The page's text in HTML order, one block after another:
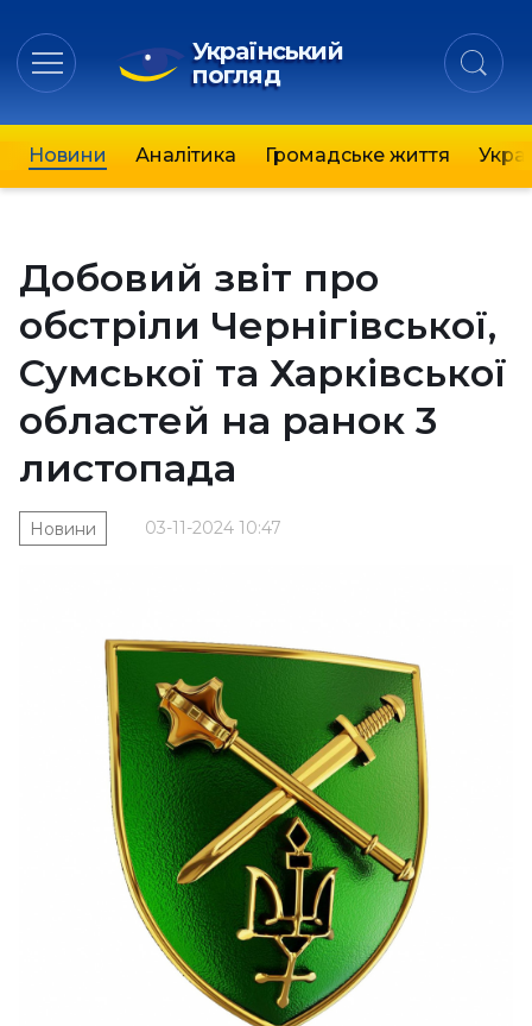
Український
погляд
Новини Аналітика Громадське життя
Добовий звіт про
обстріли Чернігівської,
Сумської та Харківської
областей на ранок 3
листопада
03-11-2024 10:47
Новини